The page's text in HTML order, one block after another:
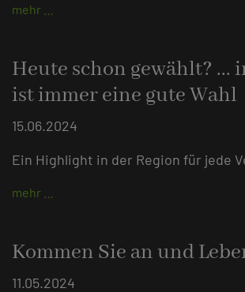
mehr …
Heute schon gewählt? ...
ist immer eine gute Wahl
15.06.2024
Ein Highlight in der Region für jede
mehr …
Kommen Sie an und
11.05.2024